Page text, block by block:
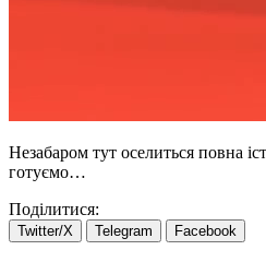
Незабаром тут оселиться повна
готуємо…
Поділитися:
Twitter/X Telegram Facebook